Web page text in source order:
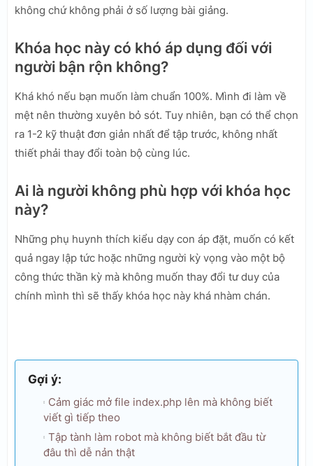
không chứ không phải ở số lượng bài giảng.
Khóa học này có khó áp dụng đối với
người bận rộn không?
Khá khó nếu bạn muốn làm chuẩn 100%. Mình đi làm về
mệt nên thường xuyên bỏ sót. Tuy nhiên, bạn có thể chọn
ra 1-2 kỹ thuật đơn giản nhất để tập trước, không nhất
thiết phải thay đổi toàn bộ cùng lúc.
Ai là người không phù hợp với khóa học
này?
Những phụ huynh thích kiểu dạy con áp đặt, muốn có kết
quả ngay lập tức hoặc những người kỳ vọng vào một bộ
công thức thần kỳ mà không muốn thay đổi tư duy của
chính mình thì sẽ thấy khóa học này khá nhàm chán.
Gợi ý:
Cảm giác mở file index.php lên mà không biết
viết gì tiếp theo
Tập tành làm robot mà không biết bắt đầu từ
đâu thì dễ nản thật